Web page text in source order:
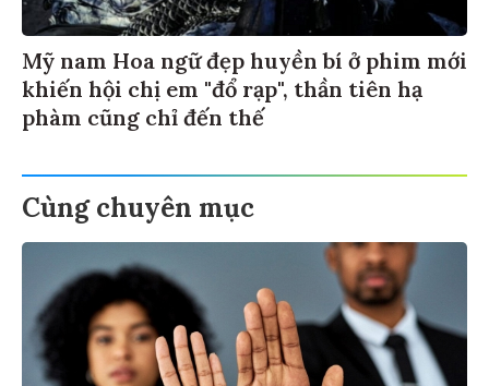
Mỹ nam Hoa ngữ đẹp huyền bí ở phim mới
khiến hội chị em "đổ rạp", thần tiên hạ
phàm cũng chỉ đến thế
Cùng chuyên mục